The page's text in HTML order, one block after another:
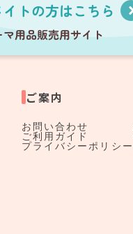
ご案内
お問い合わせ
ご利用ガイド
プライバシーポリシー